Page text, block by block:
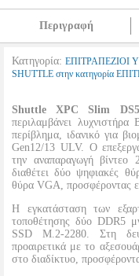
Περιγραφή
Κατηγορία: ΕΠΙΤΡΑΠΕΖΙΟΙ
SHUTTLE στην κατηγορία
Shuttle XPC Slim
περιλαμβάνει
περίβλημα, ιδανικό για
Gen12/13 ULV. Ο
την αναπαραγωγή
διαθέτει δύο ψηφιακές
θύρα VGA, προσφέροντας
Η εγκατάσταση των
τοποθέτησης δύο DDR5
SSD M.2-2280. Στη
προαιρετικά με το
στο διαδίκτυο,